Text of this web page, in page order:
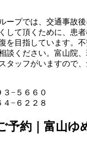
ープでは、交通事故
して頂くために、患
を目指しています。
談ください。富山院
タッフがいますので
−５６６０
−６２２８
予約｜富山ゆ